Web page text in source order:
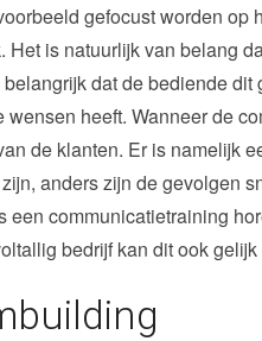
gefocust worden op
Het is natuurlijk van belang
dat de bediende
wensen heeft. Wanneer de
de klanten. Er is namelijk
anders zijn de gevolgen
een communicatietraining
bedrijf kan dit ook